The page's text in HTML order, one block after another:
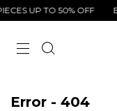
UP TO 50% OFF
Error - 404